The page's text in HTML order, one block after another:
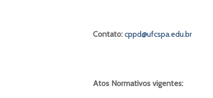
Contato: cppd@ufcspa.edu.br
Atos Normativos vigentes: